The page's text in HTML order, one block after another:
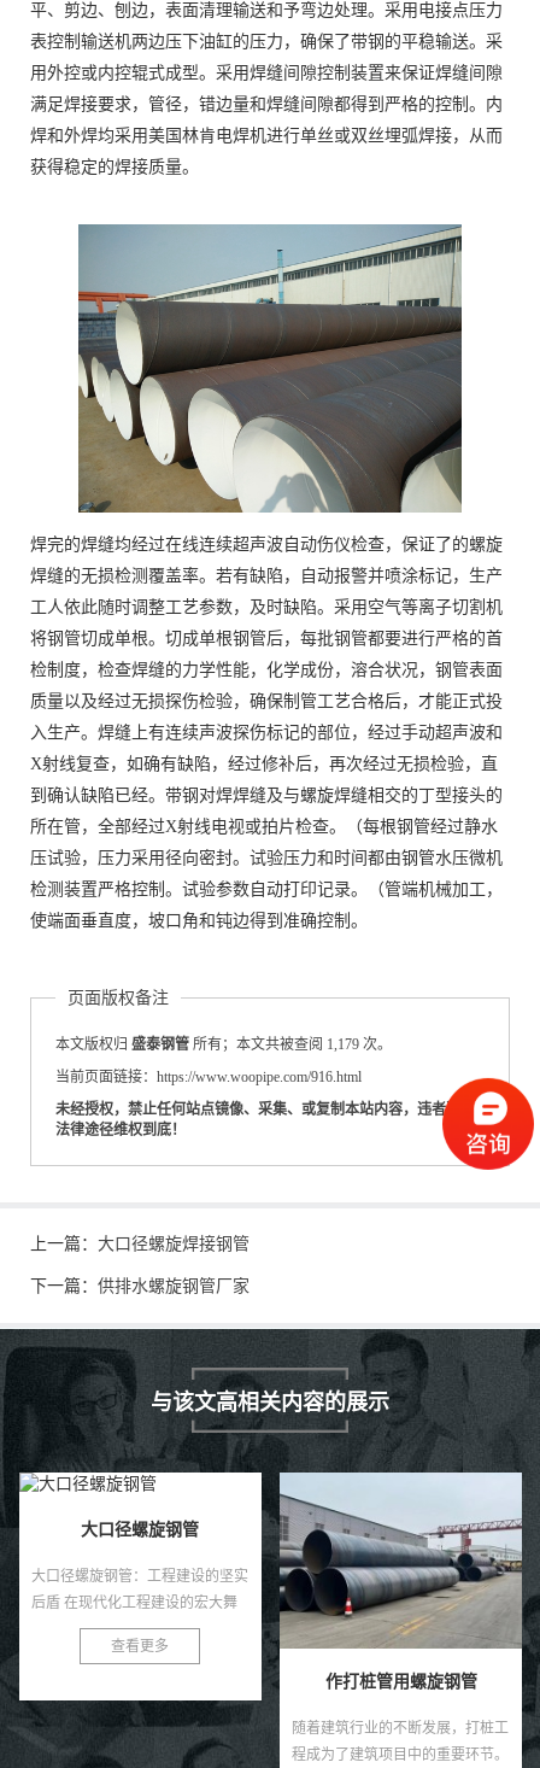
平、剪边、刨边，表面清理输送和予弯边处理。采用电接点压力
表控制输送机两边压下油缸的压力，确保了带钢的平稳输送。采
用外控或内控辊式成型。采用焊缝间隙控制装置来保证焊缝间隙
满足焊接要求，管径，错边量和焊缝间隙都得到严格的控制。内
焊和外焊均采用美国林肯电焊机进行单丝或双丝埋弧焊接，从而
获得稳定的焊接质量。
焊完的焊缝均经过在线连续超声波自动伤仪检查，保证了的螺旋
焊缝的无损检测覆盖率。若有缺陷，自动报警并喷涂标记，生产
工人依此随时调整工艺参数，及时缺陷。采用空气等离子切割机
将钢管切成单根。切成单根钢管后，每批钢管都要进行严格的首
检制度，检查焊缝的力学性能，化学成份，溶合状况，钢管表面
质量以及经过无损探伤检验，确保制管工艺合格后，才能正式投
入生产。焊缝上有连续声波探伤标记的部位，经过手动超声波和
X射线复查，如确有缺陷，经过修补后，再次经过无损检验，直
到确认缺陷已经。带钢对焊焊缝及与螺旋焊缝相交的丁型接头的
所在管，全部经过X射线电视或拍片检查。（每根钢管经过静水
压试验，压力采用径向密封。试验压力和时间都由钢管水压微机
检测装置严格控制。试验参数自动打印记录。（管端机械加工，
使端面垂直度，坡口角和钝边得到准确控制。
页面版权备注
本文版权归 盛泰钢管 所有；本文共被查阅 1,179 次。
当前页面链接：https://www.woopipe.com/916.html
未经授权，禁止任何站点镜像、采集、或复制本站内容，违者通过
法律途径维权到底！
上一篇： 大口径螺旋焊接钢管
下一篇： 供排水螺旋钢管厂家
与该文高相关内容的展示
随着建筑行业的不断发展，打桩工
程成为了建筑项目中的重要环节。
螺旋钢管：基建与工业的钢铁动脉
螺旋钢管：基建与工业的钢铁动脉
螺旋钢管又称螺旋缝焊管，是以热